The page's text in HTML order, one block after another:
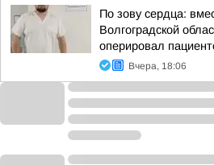
По зову сердца:
Волгоградской
оперировал
Вчера, 18:06